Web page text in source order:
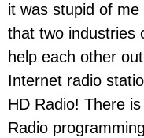
it was stupid of
that two industries
help each other
Internet radio
HD Radio! There
Radio